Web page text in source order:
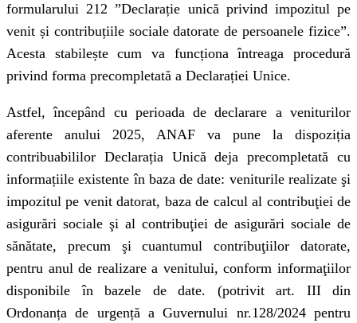
formularului 212 ”Declarație unică privind impozitul pe
venit și contribuțiile sociale datorate de persoanele fizice”.
Acesta stabilește cum va funcționa întreaga procedură
privind forma precompletată a Declarației Unice.
Astfel, începând cu perioada de declarare a veniturilor
aferente anului 2025, ANAF va pune la dispoziția
contribuabililor Declarația Unică deja precompletată cu
informațiile existente în baza de date: veniturile realizate şi
impozitul pe venit datorat, baza de calcul al contribuţiei de
asigurări sociale şi al contribuţiei de asigurări sociale de
sănătate, precum şi cuantumul contribuţiilor datorate,
pentru anul de realizare a venitului, conform informaţiilor
disponibile în bazele de date. (potrivit art. III din
Ordonanța de urgență a Guvernului nr.128/2024 pentru